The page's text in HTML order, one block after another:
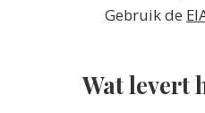
Gebruik de
Wat levert